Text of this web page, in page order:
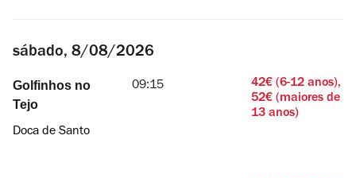
sábado, 8/08/2026
Golfinhos no
Tejo
Doca de Santo
09:15
42€ (6-12 anos),
52€ (maiores de
13 anos)